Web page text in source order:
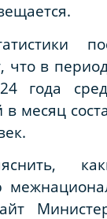
что в
года
в месяц